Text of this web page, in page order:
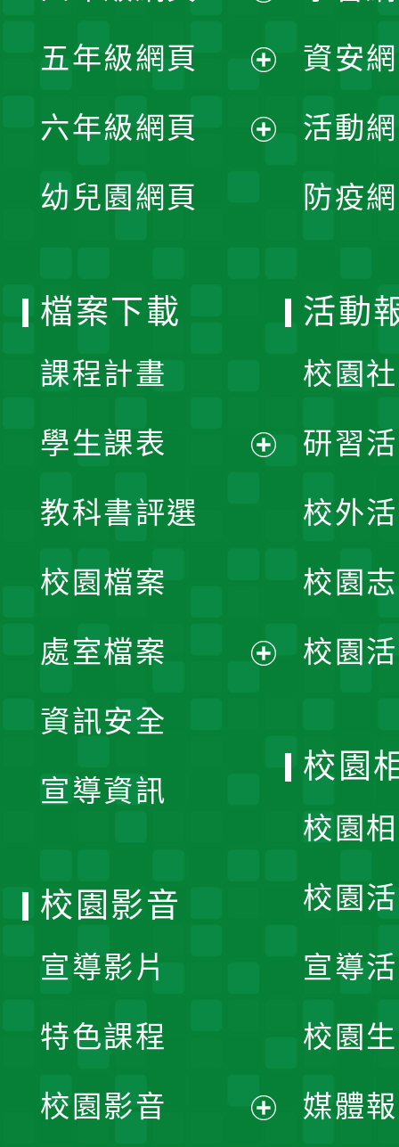
單
開
選
單
開
選
五年級網頁
開
六年級網頁
幼兒園網頁
資安
活動
防疫
檔案下載
課程計畫
學生課表
單
教科書評選
校園檔案
處室檔案
資訊安全
宣導資訊
活動
校園
研習
校外
校園
校園
校園
校園
校園
宣導
校園
媒體
校園影音
宣導影片
特色課程
校園影音